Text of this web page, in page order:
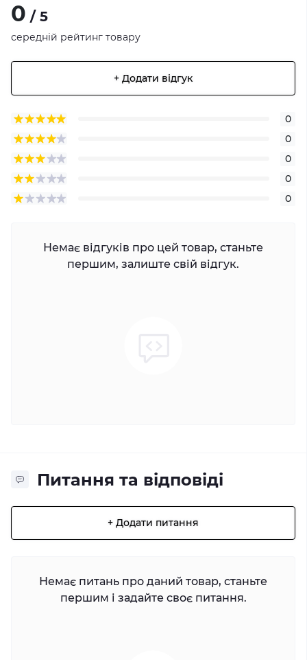
0 / 5
середній рейтинг товару
+ Додати відгук
0
0
0
0
0
Немає відгуків про цей товар, станьте
першим, залиште свій відгук.
Питання та відповіді
+ Додати питання
Немає питань про даний товар, станьте
першим і задайте своє питання.